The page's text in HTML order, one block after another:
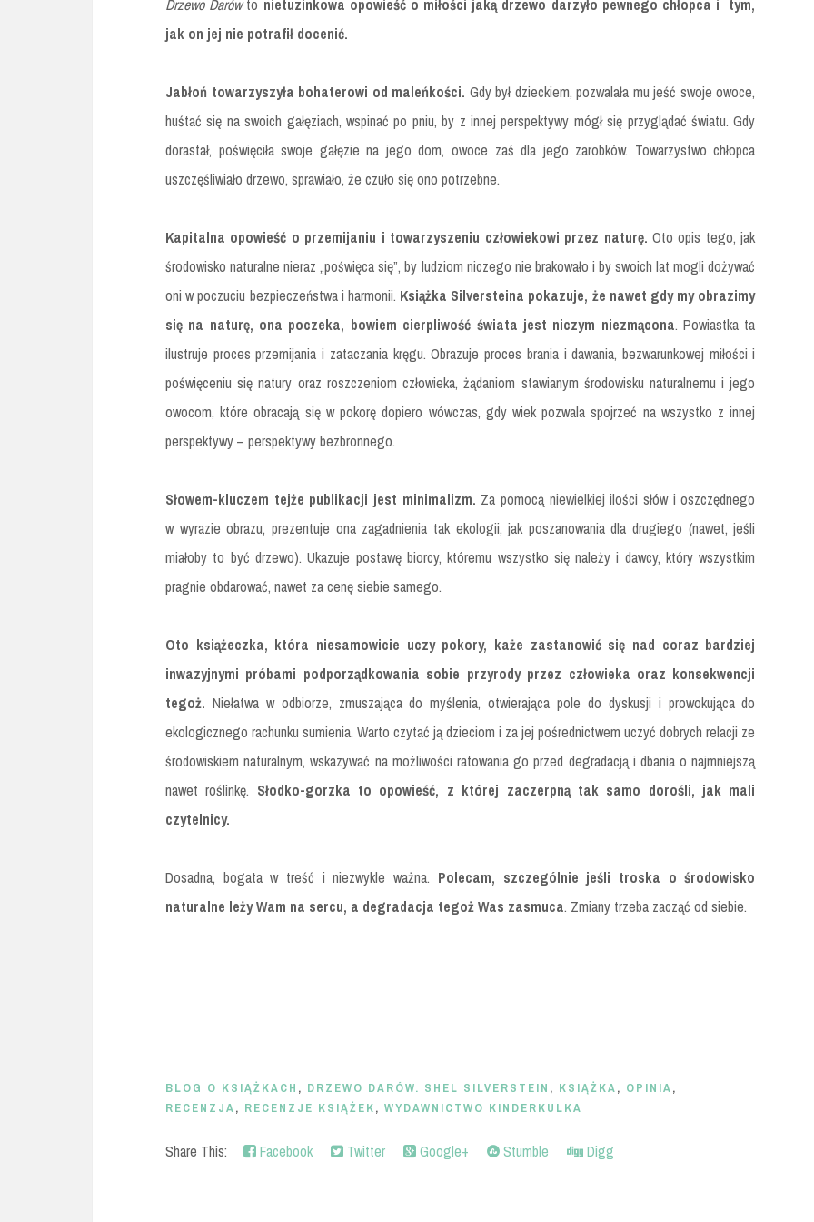
Drzewo Darówto nietuzinkowa opowieść o miłości jaką drzewo darzyło pewnego chłopca i tym,
jak on jej nie potrafił docenić.
Jabłoń towarzyszyła bohaterowi od maleńkości. Gdy był dzieckiem, pozwalała mu jeść swoje owoce,
huśtać się na swoich gałęziach, wspinać po pniu, by z innej perspektywy mógł się przyglądać światu. Gdy
dorastał, poświęciła swoje gałęzie na jego dom, owoce zaś dla jego zarobków. Towarzystwo chłopca
uszczęśliwiało drzewo, sprawiało, że czuło się ono potrzebne.
Kapitalna opowieść o przemijaniu i towarzyszeniu człowiekowi przez naturę.Oto opis tego, jak
środowisko naturalne nieraz „poświęca się”, by ludziom niczego nie brakowało i by swoich lat mogli dożywać
oni w poczuciu bezpieczeństwa i harmonii. Książka Silversteina pokazuje, że nawet gdy my obrazimy
się na naturę, ona poczeka, bowiem cierpliwość świata jest niczym niezmącona. Powiastka ta
ilustruje proces przemijania i zataczania kręgu. Obrazuje proces brania i dawania, bezwarunkowej miłości i
poświęceniu się natury oraz roszczeniom człowieka, żądaniom stawianym środowisku naturalnemu i jego
owocom, które obracają się w pokorę dopiero wówczas, gdy wiek pozwala spojrzeć na wszystko z innej
perspektywy – perspektywy bezbronnego.
Słowem-kluczem tejże publikacji jest minimalizm. Za pomocą niewielkiej ilości słów i oszczędnego
w wyrazie obrazu, prezentuje ona zagadnienia tak ekologii, jak poszanowania dla drugiego (nawet, jeśli
miałoby to być drzewo). Ukazuje postawę biorcy, któremu wszystko się należy i dawcy, który wszystkim
pragnie obdarować, nawet za cenę siebie samego.
Oto książeczka, która niesamowicie uczy pokory, każe zastanowić się nad coraz bardziej
inwazyjnymi próbami podporządkowania sobie przyrody przez człowieka oraz konsekwencji
tegoż. Niełatwa w odbiorze, zmuszająca do myślenia, otwierająca pole do dyskusji i prowokująca do
ekologicznego rachunku sumienia. Warto czytać ją dzieciom i za jej pośrednictwem uczyć dobrych relacji ze
środowiskiem naturalnym, wskazywać na możliwości ratowania go przed degradacją i dbania o najmniejszą
nawet roślinkę. Słodko-gorzka to opowieść, z której zaczerpną tak samo dorośli, jak mali
czytelnicy.
Dosadna, bogata w treść i niezwykle ważna. Polecam, szczególnie jeśli troska o środowisko
naturalne leży Wam na sercu, a degradacja tegoż Was zasmuca. Zmiany trzeba zacząć od siebie.
BLOG O KSIĄŻKACH , DRZEWO DARÓW. SHEL SILVERSTEIN , KSIĄŻKA, OPINIA,
RECENZJA, RECENZJE KSIĄŻEK, WYDAWNICTWO KINDERKULKA
Share This: Facebook Twitter Google+ Stumble Digg